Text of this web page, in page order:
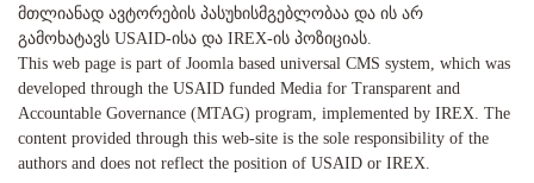
მთლიანად ავტორების პასუხისმგებლობაა და ის არ
გამოხატავს USAID-ისა და IREX-ის პოზიციას.
This web page is part of Joomla based universal CMS system, which was
developed through the USAID funded Media for Transparent and
Accountable Governance (MTAG) program, implemented by IREX. The
content provided through this web-site is the sole responsibility of the
authors and does not reflect the position of USAID or IREX.